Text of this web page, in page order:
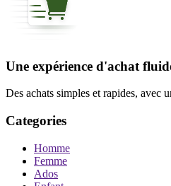
Une expérience d'achat
Des achats simples et rapides, avec
Categories
Homme
Femme
Ados